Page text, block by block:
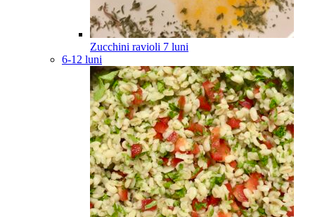
Zucchini ravioli 7 luni
6-12 luni